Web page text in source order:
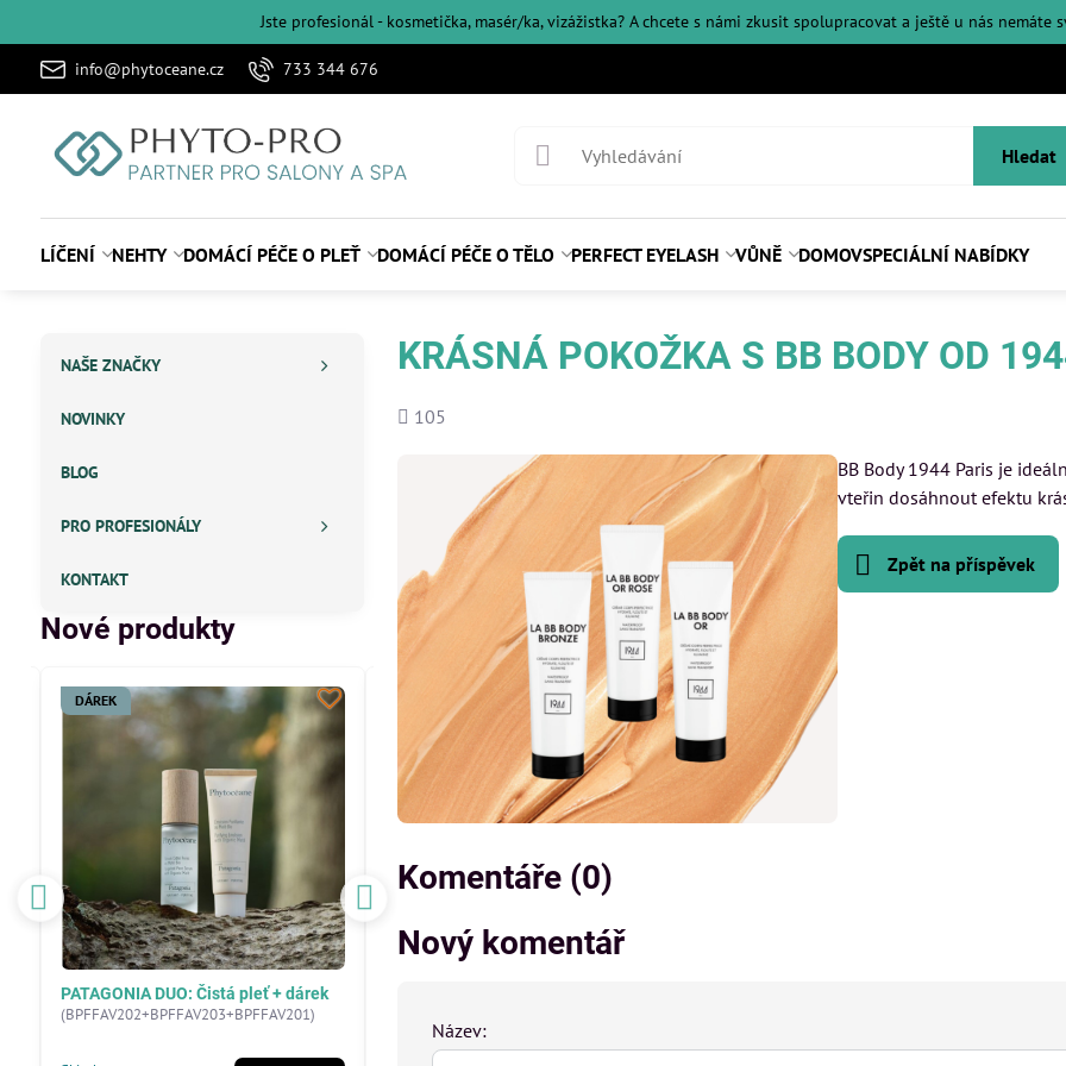
Jste profesionál - kosmetička, masér/ka, vizážistka? A chcete s námi zkusit spolupracovat a ještě u nás nemáte
info@phytoceane.cz 733 344 676
Hledat
LÍČENÍ NEHTY DOMÁCÍ PÉČE O PLEŤ DOMÁCÍ PÉČE O TĚLO PERFECT EYELASH VŮNĚ DOMOVSPECIÁLNÍ NABÍDKY
KRÁSNÁ POKOŽKA S BB BODY OD
Počet
105
BB Body 1944 Paris je
vteřin dosáhnout efektu
Zpět na příspěvek
Komentáře (0)
Nový komentář
Název:
NAŠE ZNAČKY
NOVINKY
BLOG
PRO PROFESIONÁLY
KONTAKT
Nové produkty
DÁREK
PATAGONIA DUO: Čistá pleť + dárek
(BPFFAV202+BPFFAV203+BPFFAV201)
NOVINKA